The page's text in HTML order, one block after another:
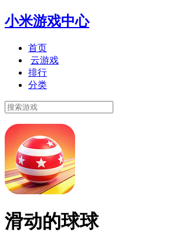
小米游戏中心
首页
云游戏
排行
分类
滑动的球球